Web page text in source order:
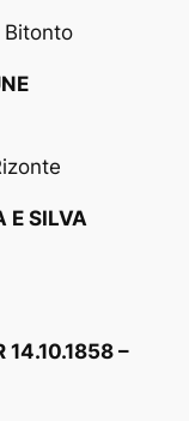
Bitonto
E SILVA
14.10.1858 –